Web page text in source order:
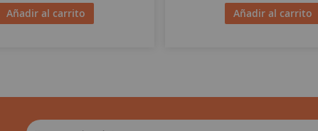
Añadir al carrito Añadir al carrito